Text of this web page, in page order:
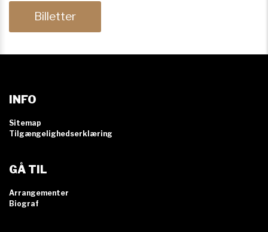
Billetter
INFO
Sitemap
Tilgængelighedserklæring
GÅ TIL
Arrangementer
Biograf